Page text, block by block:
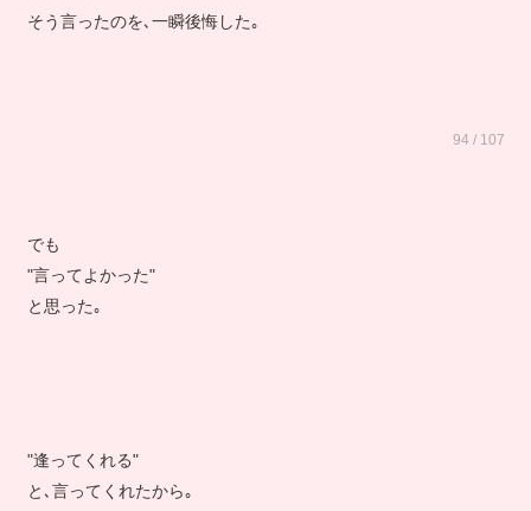
そう言ったのを､一瞬後悔した｡
94 / 107
でも
"言ってよかった"
と思った｡
"逢ってくれる"
と､言ってくれたから｡